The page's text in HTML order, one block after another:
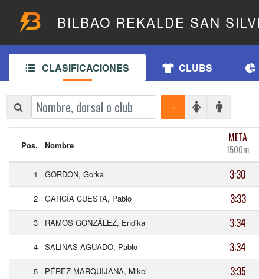
BILBAO REKALDE SAN
CLASIFICACIONES CLUBS
-
Pos. Nombre
META
1500m
1 GORDON, Gorka 3:30
2 GARCÍA CUESTA, Pablo 3:33
3 RAMOS GONZÁLEZ, Endika 3:34
4 SALINAS AGUADO, Pablo 3:34
5 PÉREZ-MARQUIJANA, Mikel 3:35